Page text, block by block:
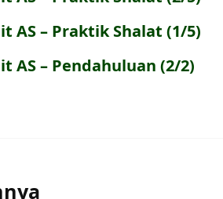
AS – Praktik Shalat (1/5)
AS – Pendahuluan (2/2)